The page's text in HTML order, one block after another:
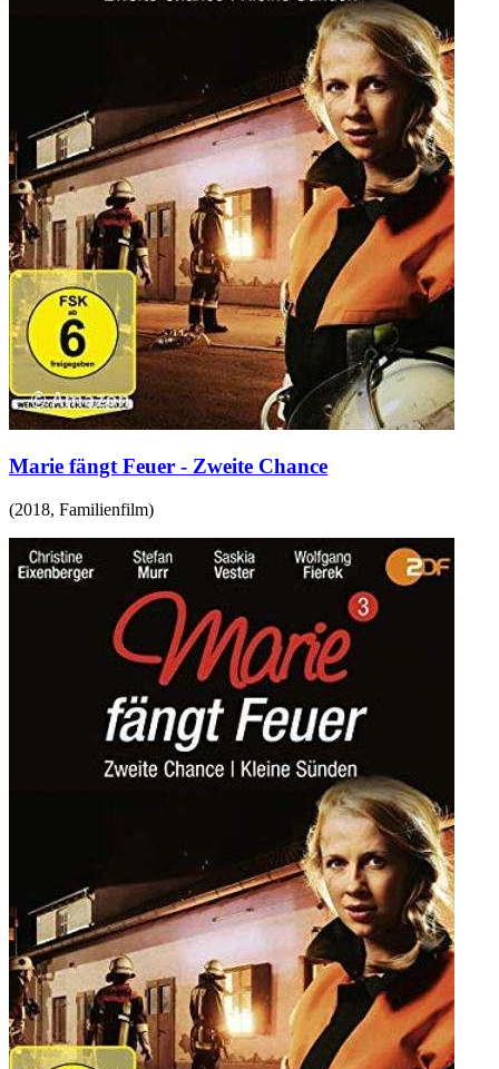
Marie fängt Feuer - Zweite Chance
(2018, Familienfilm)